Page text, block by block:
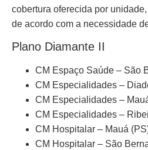
cobertura oferecida por
de acordo com a necessidade
Plano Diamante II
CM Espaço Saúde – São
CM Especialidades –
CM Especialidades –
CM Especialidades –
CM Hospitalar – Mauá
CM Hospitalar – São